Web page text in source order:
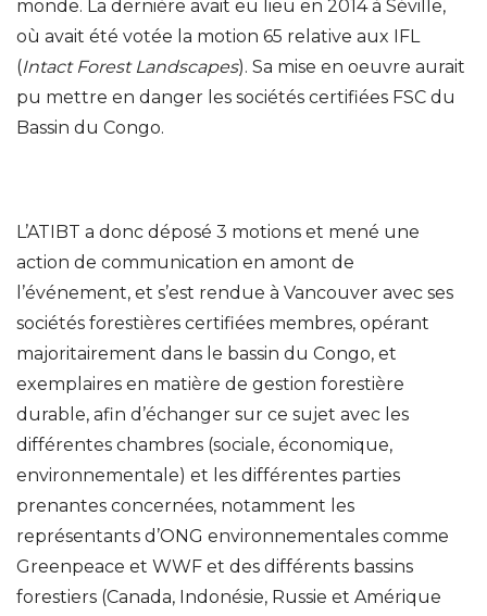
monde. La dernière avait eu lieu en 2014 à Séville,
où avait été votée la motion 65 relative aux IFL
(Intact Forest Landscapes). Sa mise en oeuvre aurait
pu mettre en danger les sociétés certifiées FSC du
Bassin du Congo.
L’ATIBT a donc déposé 3 motions et mené une
action de communication en amont de
l’événement, et s’est rendue à Vancouver avec ses
sociétés forestières certifiées membres, opérant
majoritairement dans le bassin du Congo, et
exemplaires en matière de gestion forestière
durable, afin d’échanger sur ce sujet avec les
différentes chambres (sociale, économique,
environnementale) et les différentes parties
prenantes concernées, notamment les
représentants d’ONG environnementales comme
Greenpeace et WWF et des différents bassins
forestiers (Canada, Indonésie, Russie et Amérique